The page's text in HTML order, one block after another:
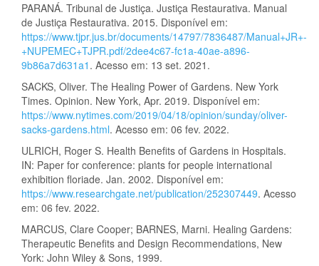
PARANÁ. Tribunal de Justiça. Justiça Restaurativa. Manual
de Justiça Restaurativa. 2015. Disponível em:
https://www.tjpr.jus.br/documents/14797/7836487/Manual+JR+-
+NUPEMEC+TJPR.pdf/2dee4c67-fc1a-40ae-a896-
9b86a7d631a1 . Acesso em: 13 set. 2021.
SACKS, Oliver. The Healing Power of Gardens. New York
Times. Opinion. New York, Apr. 2019. Disponível em:
https://www.nytimes.com/2019/04/18/opinion/sunday/oliver-
sacks-gardens.html. Acesso em: 06 fev. 2022.
ULRICH, Roger S. Health Benefits of Gardens in Hospitals.
IN: Paper for conference: plants for people international
exhibition floriade. Jan. 2002. Disponível em:
https://www.researchgate.net/publication/252307449. Acesso
em: 06 fev. 2022.
MARCUS, Clare Cooper; BARNES, Marni. Healing Gardens:
Therapeutic Benefits and Design Recommendations, New
York: John Wiley & Sons, 1999.